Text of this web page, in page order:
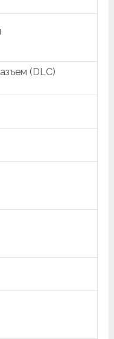
(DLC)